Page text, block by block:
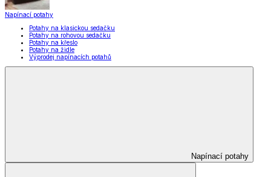
Napínací potahy
Potahy na klasickou sedačku
Potahy na rohovou sedačku
Potahy na křeslo
Potahy na židle
Výprodej napínacích potahů
Napínací potahy